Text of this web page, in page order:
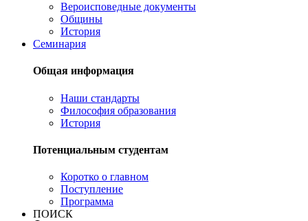
Вероисповедные документы
Общины
История
Семинария
Общая информация
Наши стандарты
Философия образования
История
Потенциальным студентам
Коротко о главном
Поступление
Программа
ПОИСК